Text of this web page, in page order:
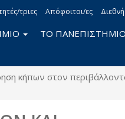
τριες Απόφοιτοι/ες Διεθνή
ΤΟ ΠΑΝΕΠΙΣΤΗΜΙΟ
κήπων στον